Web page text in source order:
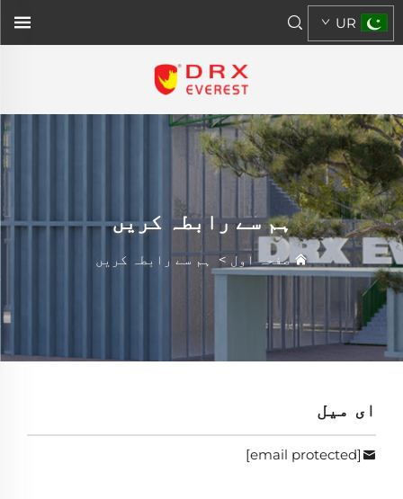
UR
ہم سے رابطہ کریں
صفحہ اول > ہم سے رابطہ کریں
ای میل
[email protected]